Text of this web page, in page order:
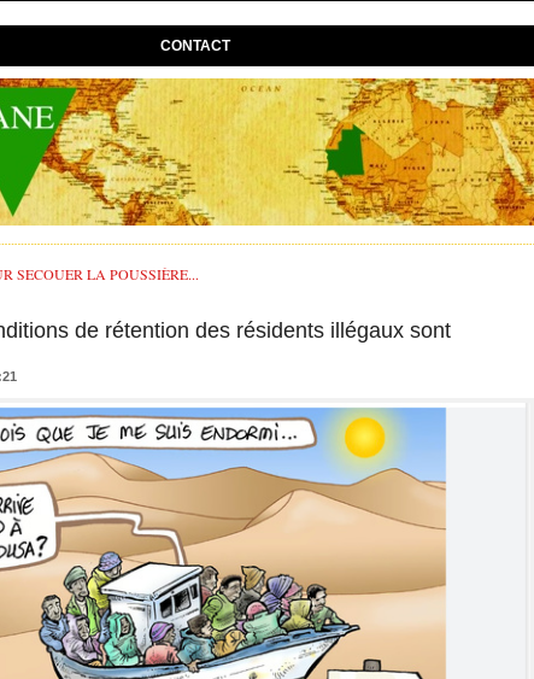
CONTACT
SECOUER LA POUSSIÈRE...
de rétention des résidents illégaux sont